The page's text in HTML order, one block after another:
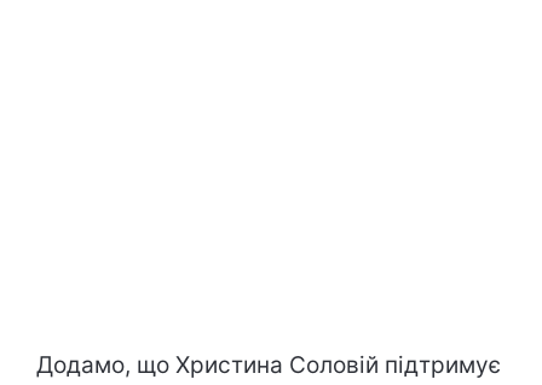
Додамо, що Христина Соловій підтримує